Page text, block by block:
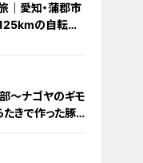
｜愛知・蒲郡市
の自転車
～ナゴヤのギモ
たきで作った豚